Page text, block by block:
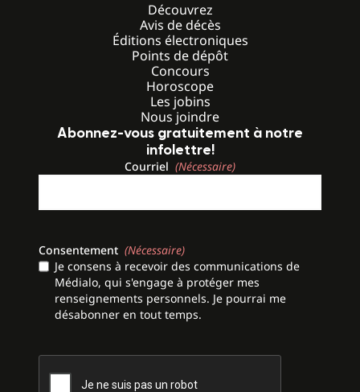
Découvrez
Avis de décès
Éditions électroniques
Points de dépôt
Concours
Horoscope
Les jobins
Nous joindre
Abonnez-vous gratuitement à notre
infolettre!
Courriel (Nécessaire)
Consentement (Nécessaire)
Je consens à recevoir des communications de
Médialo, qui s'engage à protéger mes
renseignements personnels. Je pourrai me
désabonner en tout temps.